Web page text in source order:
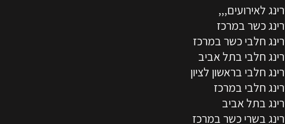
לאירועים,,,
כשר במרכז
חלבי כשר במרכז
חלבי בתל אביב
חלבי בראשון לציון
חלבי במרכז
בתל אביב
בשרי כשר במרכז